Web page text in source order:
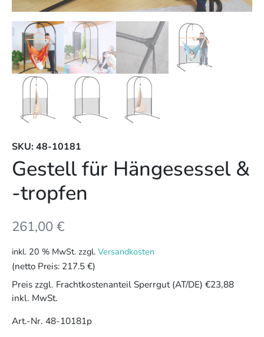
SKU: 48-10181
Gestell für Hängesessel &
-tropfen
261,00€
inkl. 20 % MwSt. zzgl. Versandkosten
(netto Preis: 217.5 €)
Preis zzgl. Frachtkostenanteil Sperrgut (AT/DE) €23,88
inkl. MwSt.
Art.-Nr. 48-10181p